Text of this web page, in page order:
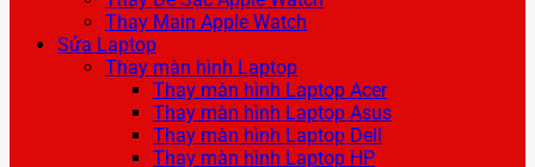
Thay Main Apple Watch
Sửa Laptop
Thay màn hình Laptop
Thay màn hình Laptop Acer
Thay màn hình Laptop Asus
Thay màn hình Laptop Dell
Thay màn hình Laptop HP